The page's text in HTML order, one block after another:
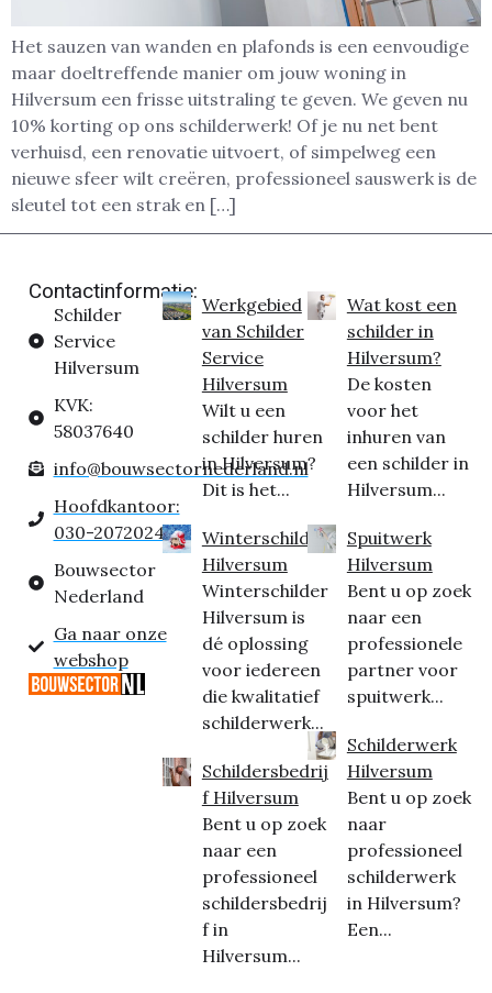
Het sauzen van wanden en plafonds is een eenvoudige
maar doeltreffende manier om jouw woning in
Hilversum een frisse uitstraling te geven. We geven nu
10% korting op ons schilderwerk! Of je nu net bent
verhuisd, een renovatie uitvoert, of simpelweg een
nieuwe sfeer wilt creëren, professioneel sauswerk is de
sleutel tot een strak en […]
Contactinformatie:
Schilder
Service
Hilversum
KVK:
58037640
info@bouwsectornederland.nl
Hoofdkantoor:
030-2072024
Bouwsector
Nederland
Ga naar onze
webshop
Werkgebied
van Schilder
Service
Hilversum
Wilt u een
schilder huren
in Hilversum?
Dit is het...
Winterschilder
Hilversum
Winterschilder
Hilversum is
dé oplossing
voor iedereen
die kwalitatief
schilderwerk...
Schildersbedrij
f Hilversum
Bent u op zoek
naar een
professioneel
schildersbedrij
f in
Hilversum...
Wat kost een
schilder in
Hilversum?
De kosten
voor het
inhuren van
een schilder in
Hilversum...
Spuitwerk
Hilversum
Bent u op zoek
naar een
professionele
partner voor
spuitwerk...
Schilderwerk
Hilversum
Bent u op zoek
naar
professioneel
schilderwerk
in Hilversum?
Een...